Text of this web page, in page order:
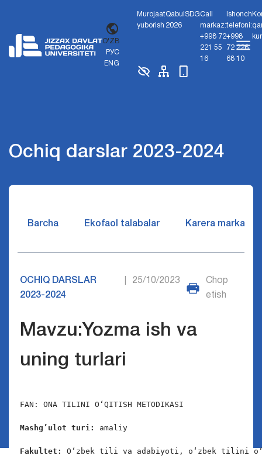
O'ZB
РУС
ENG
Murojaat
yuborish
Qabul
2026
SDGCall
markaz:
+998 72
221 55
16
Ishonch
telefoni:
+998
72 226
68 10
Ochiq darslar 2023-2024
Barcha Ekofaol talabalar Karera markazi
OCHIQ DARSLAR
2023-2024
25/10/2023
Chop
etish
Mavzu:Yozma ish va
uning turlari
FAN: ONA TILINI O‘QITISH METODIKASI
Mashg’ulot turi: amaliy
Fakultet: O‘zbek tili va adabiyoti, o‘zbek tilini